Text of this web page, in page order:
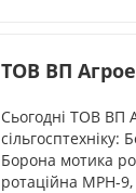
ТОВ ВП
Сьогодні ТОВ ВП
Борона мотика
ротаційна МРН-